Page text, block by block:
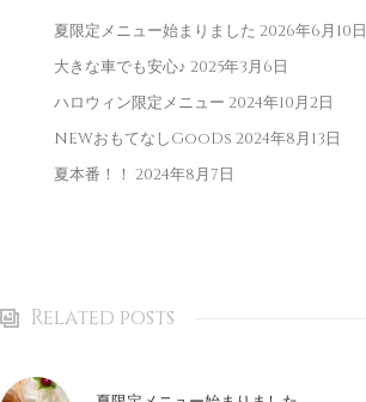
クーポン
ACCESS
アクセス
夏限定メニュー始まりました 2026年6月10日
大きな車でも安心♪ 2025年3月6日
ハロウィン限定メニュー 2024年10月2日
NEWおもてなしGooDs 2024年8月13日
夏本番！！ 2024年8月7日
Related posts